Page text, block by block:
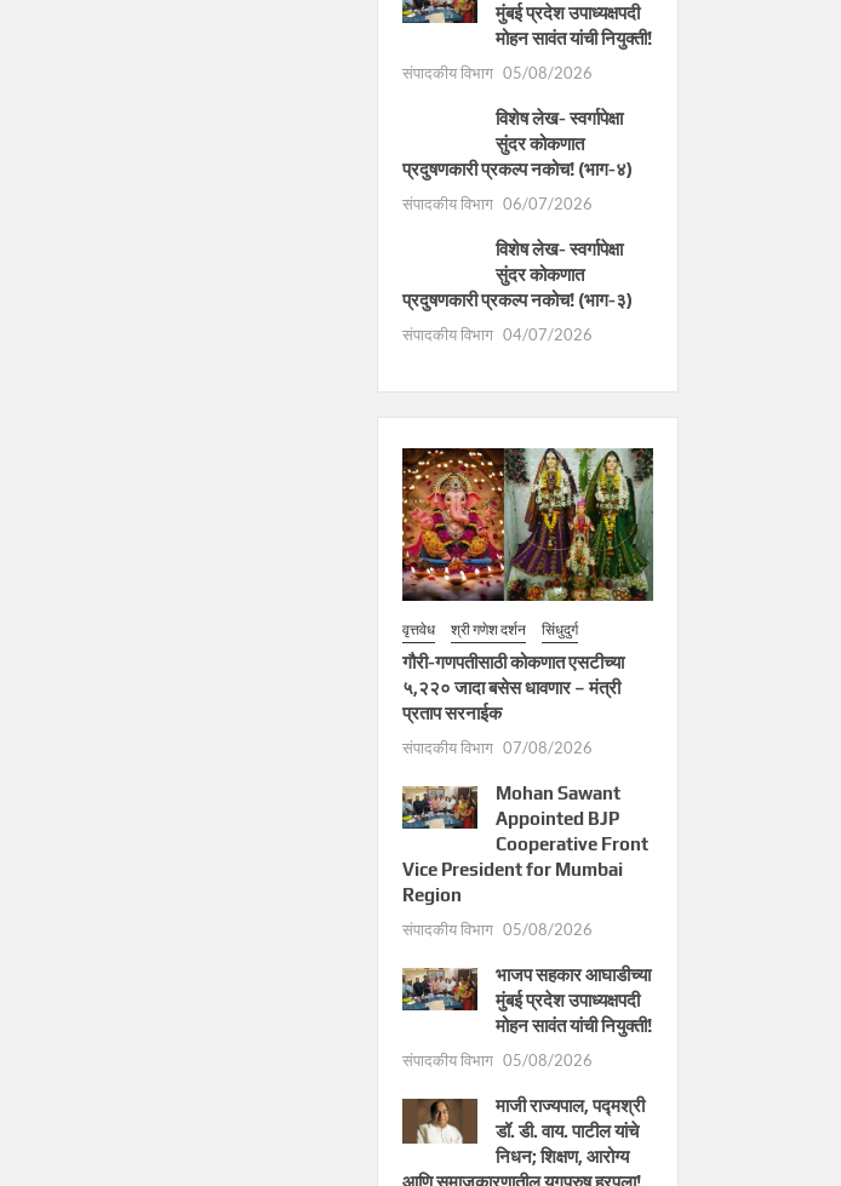
मुंबई प्रदेश उपाध्यक्षपदी
मोहन सावंत यांची नियुक्ती!
संपादकीय विभाग 05/08/2026
विशेष लेख- स्वर्गापेक्षा
सुंदर कोकणात
प्रदुषणकारी प्रकल्प नकोच! (भाग-४)
संपादकीय विभाग 06/07/2026
विशेष लेख- स्वर्गापेक्षा
सुंदर कोकणात
प्रदुषणकारी प्रकल्प नकोच! (भाग-३)
संपादकीय विभाग 04/07/2026
वृत्तवेध श्री गणेश दर्शन सिंधुदुर्ग
गौरी-गणपतीसाठी कोकणात एसटीच्या
५,२२० जादा बसेस धावणार – मंत्री
प्रताप सरनाईक
संपादकीय विभाग 07/08/2026
Mohan Sawant
Appointed BJP
Cooperative Front
Vice President for Mumbai
Region
संपादकीय विभाग 05/08/2026
भाजप सहकार आघाडीच्या
मुंबई प्रदेश उपाध्यक्षपदी
मोहन सावंत यांची नियुक्ती!
संपादकीय विभाग 05/08/2026
माजी राज्यपाल, पद्मश्री
डॉ. डी. वाय. पाटील यांचे
निधन; शिक्षण, आरोग्य
आणि समाजकारणातील युगपुरुष हरपला!